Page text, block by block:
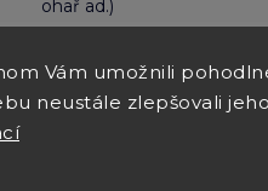
Vám umožnili
neustále zlepšovali
ohař ad.)
nežehlete, váš pejsek by
neocenil.